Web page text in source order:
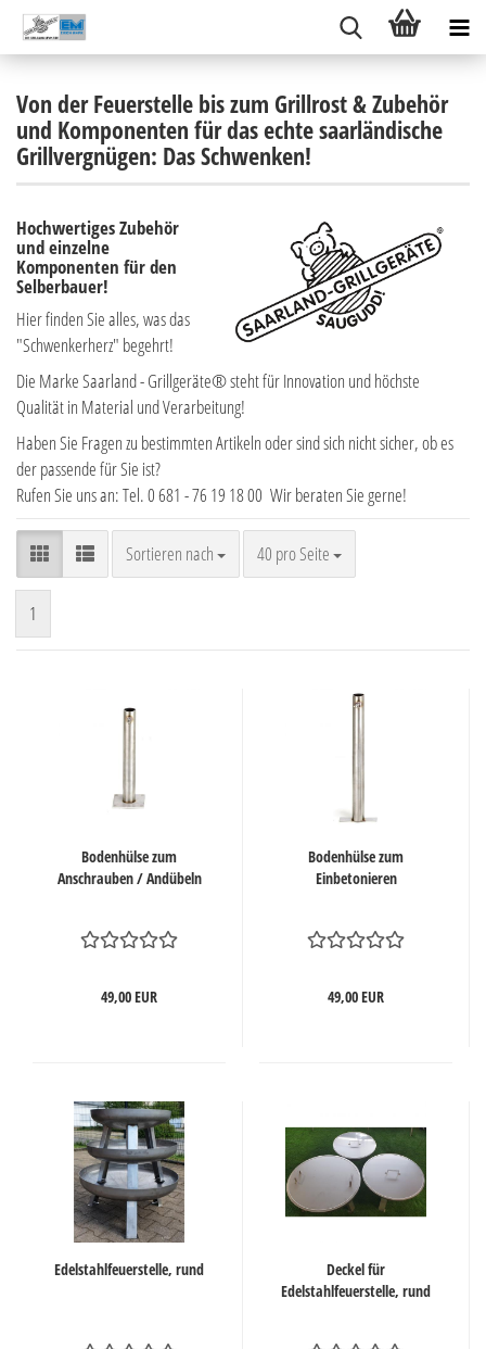
Von der Feuerstelle bis zum Grillrost & Zubehör
und Komponenten für das echte saarländische
Grillvergnügen: Das Schwenken!
Hochwertiges Zubehör
und einzelne
Komponenten für den
Selberbauer!
Hier finden Sie alles, was das
"Schwenkerherz" begehrt!
Die Marke Saarland - Grillgeräte® steht für Innovation und höchste
Qualität in Material und Verarbeitung!
Haben Sie Fragen zu bestimmten Artikeln oder sind sich nicht sicher, ob es
der passende für Sie ist?
Rufen Sie uns an: Tel. 0 681 - 76 19 18 00 Wir beraten Sie gerne!
Sortieren nach
Sortieren nach 40 pro Seite
pro Seite
1
Bodenhülse zum
Anschrauben / Andübeln
49,00 EUR
Bodenhülse zum
Einbetonieren
49,00 EUR
Edelstahlfeuerstelle, rund
Deckel für
Edelstahlfeuerstelle, rund